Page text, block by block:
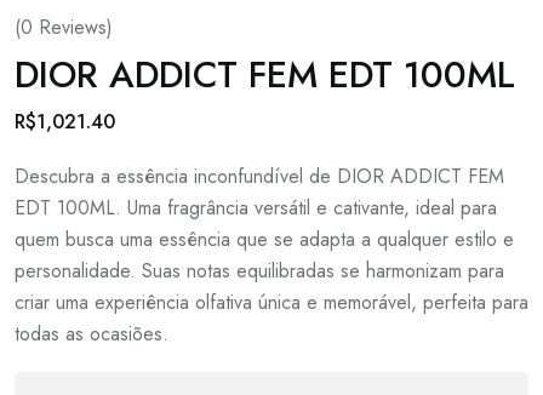
(0 Reviews)
DIOR ADDICT FEM EDT 100ML
R$1,021.40
Descubra a essência inconfundível de DIOR ADDICT FEM
EDT 100ML. Uma fragrância versátil e cativante, ideal para
quem busca uma essência que se adapta a qualquer estilo e
personalidade. Suas notas equilibradas se harmonizam para
criar uma experiência olfativa única e memorável, perfeita para
todas as ocasiões.